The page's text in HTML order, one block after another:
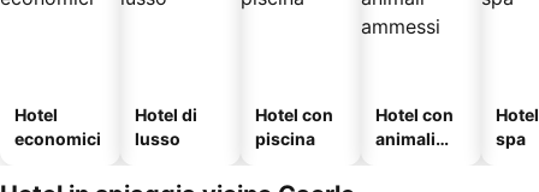
Hotel
economici
Hotel di
lusso
Hotel con
piscina
Hotel con
animali
spa